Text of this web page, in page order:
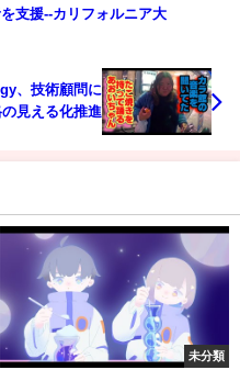
支援--カリフォルニア大
、技術顧問に
見える化推進
未分類